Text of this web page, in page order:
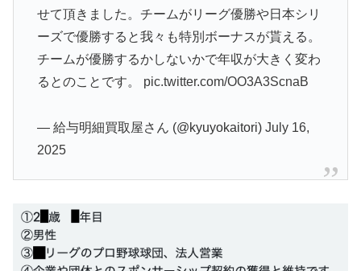
せて頂きました。チームがリーグ優勝や日本シリ
ーズで優勝すると我々も特別ボーナスが貰える。
チームが優勝するかしないかで年収が大きく変わ
るとのことです。 pic.twitter.com/OO3A3ScnaB
— 給与明細買取屋さん (@kyuyokaitori) July 16,
2025